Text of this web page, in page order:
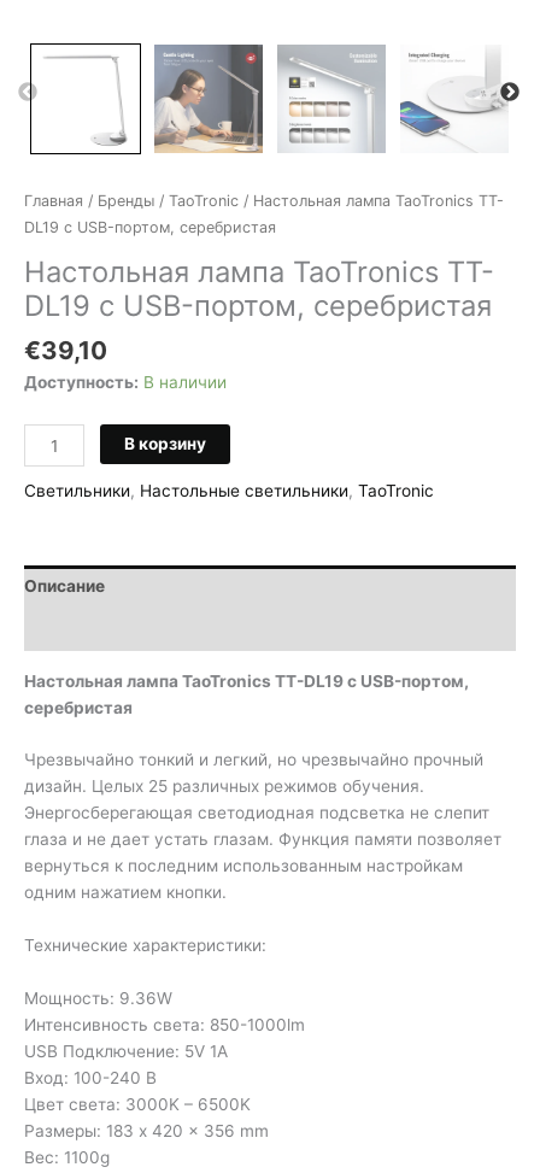
Главная / Бренды / TaoTronic / Настольная лампа TaoTronics TT-
DL19 с USB-портом, серебристая
Настольная лампа TaoTronics TT-
DL19 с USB-портом, серебристая
€39,10
Доступность: В наличии
Количество
товара
Настольная
TT-
DL19
USB-
портом,
серебристая
В корзину
Светильники, Настольные светильники, TaoTronic
Описание
Настольная лампа TaoTronics TT-DL19 с USB-портом,
серебристая
Чрезвычайно тонкий и легкий, но чрезвычайно прочный
дизайн. Целых 25 различных режимов обучения.
Энергосберегающая светодиодная подсветка не слепит
глаза и не дает устать глазам. Функция памяти позволяет
вернуться к последним использованным настройкам
одним нажатием кнопки.
Технические характеристики:
Мощность: 9.36W
Интенсивность света: 850-1000lm
USB Подключение: 5V 1A
Вход: 100-240 В
Цвет света: 3000K – 6500K
Размеры: 183 x 420 x 356 mm
Вес: 1100g